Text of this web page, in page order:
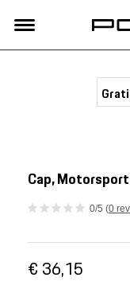
Nieuw
Acties
Cap,
0/5 (0
€ 36,15